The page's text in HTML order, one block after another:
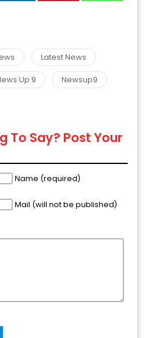
Latest News
Up 9
Newsup9
To Say? Post Your
Name (required)
Mail (will not be published)